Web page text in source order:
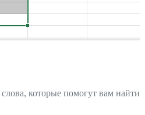
которые помогут вам найти